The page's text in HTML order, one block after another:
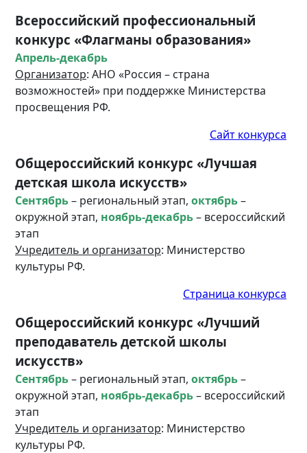
Всероссийский профессиональный
конкурс «Флагманы образования»
Апрель-декабрь
Организатор: АНО «Россия – страна
возможностей» при поддержке Министерства
просвещения РФ.
Сайт конкурса
Общероссийский конкурс «Лучшая
детская школа искусств»
Сентябрь– региональный этап, октябрь–
окружной этап, ноябрь-декабрь– всероссийский
этап
Учредитель и организатор: Министерство
культуры РФ.
Страница конкурса
Общероссийский конкурс «Лучший
преподаватель детской школы
искусств»
Сентябрь– региональный этап, октябрь–
окружной этап, ноябрь-декабрь– всероссийский
этап
Учредитель и организатор: Министерство
культуры РФ.